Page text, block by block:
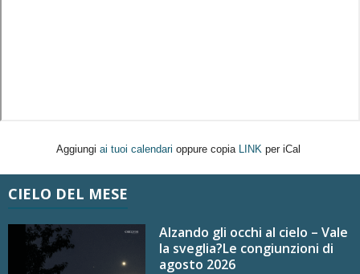
Aggiungi ai tuoi calendari oppure copia LINK per iCal
CIELO DEL MESE
Alzando gli occhi al cielo – Vale
la sveglia?Le congiunzioni di
agosto 2026